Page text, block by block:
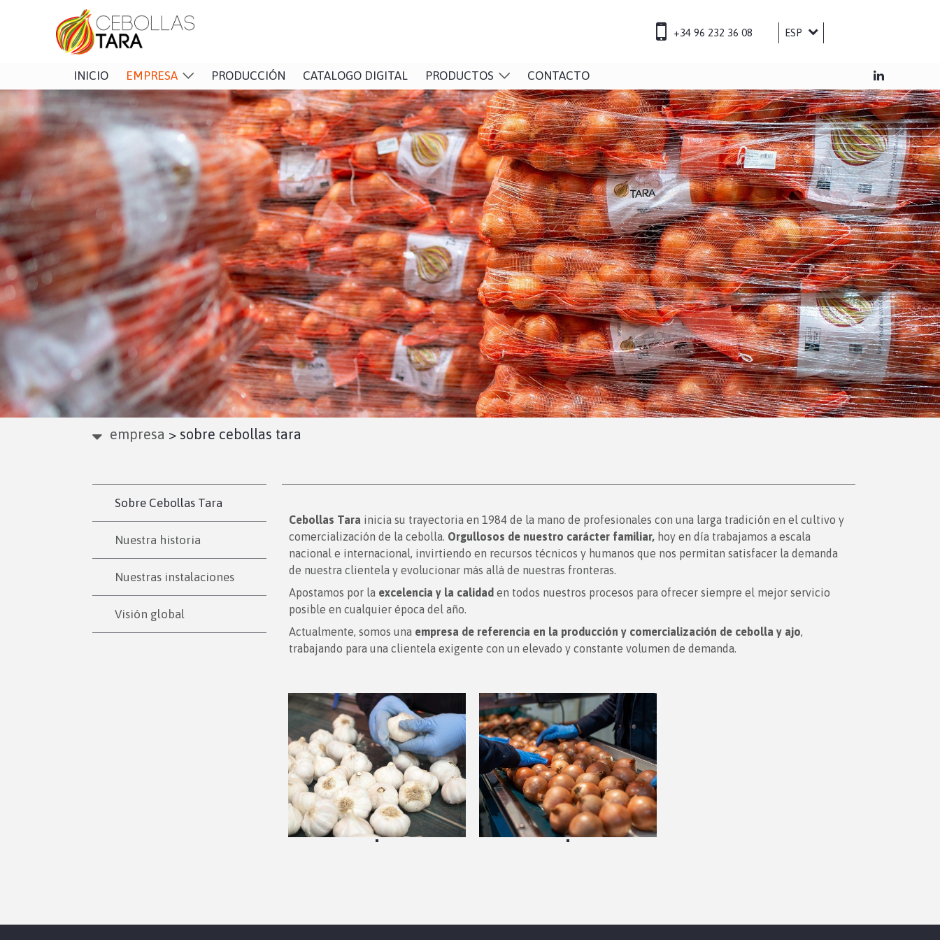
+34 96 232 36 08
ESP
INICIO EMPRESA PRODUCCIÓN CATALOGO DIGITAL PRODUCTOS CONTACTO
empresa > sobre cebollas tara
Sobre Cebollas Tara
Nuestra historia
Nuestras instalaciones
Visión global
Cebollas Tara inicia su trayectoria en 1984 de la mano de profesionales con una larga tradición en el cultivo y
comercialización de la cebolla. Orgullosos de nuestro carácter familiar,hoy en día trabajamos a escala
nacional e internacional, invirtiendo en recursos técnicos y humanos que nos permitan satisfacer la demanda
de nuestra clientela y evolucionar más allá de nuestras fronteras.
Apostamos por la excelencia y la calidad en todos nuestros procesos para ofrecer siempre el mejor servicio
posible en cualquier época del año.
Actualmente, somos una empresa de referencia en la producción y comercialización de cebolla y ajo,
trabajando para una clientela exigente con un elevado y constante volumen de demanda.